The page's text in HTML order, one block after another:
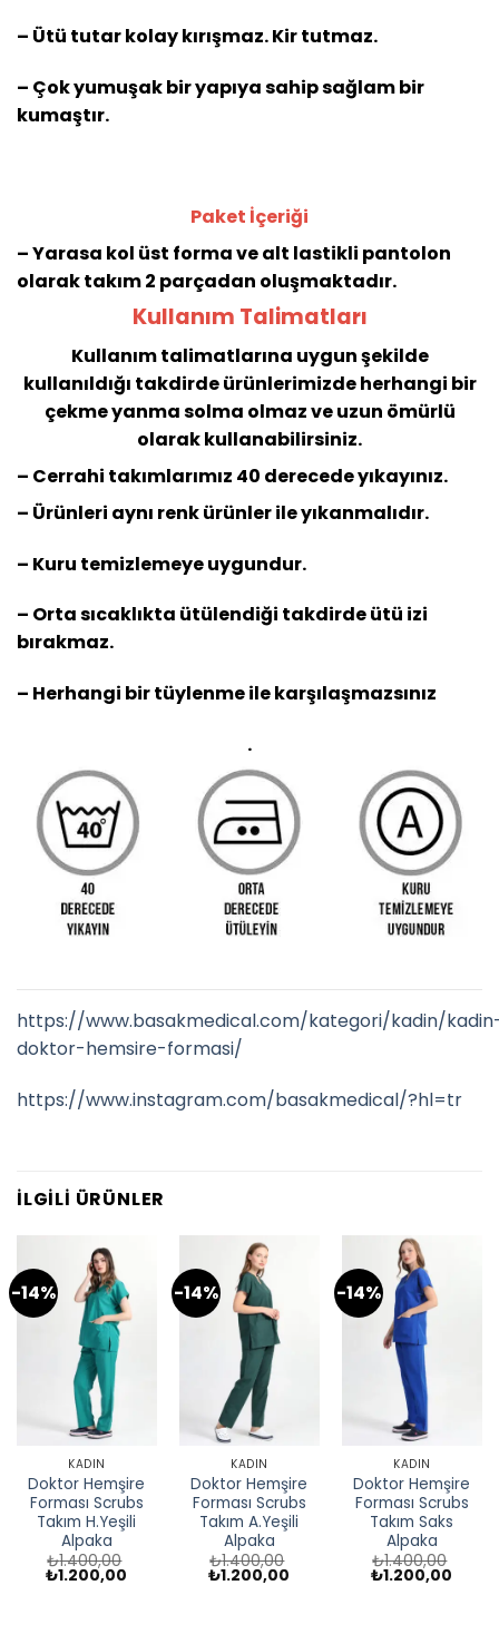
– Ütü tutar kolay kırışmaz. Kir tutmaz.
– Çok yumuşak bir yapıya sahip sağlam bir
kumaştır.
Paket İçeriği
– Yarasa kol üst forma ve alt lastikli pantolon
olarak takım 2 parçadan oluşmaktadır.
Kullanım Talimatları
Kullanım talimatlarına uygun şekilde
kullanıldığı takdirde ürünlerimizde herhangi bir
çekme yanma solma olmaz ve uzun ömürlü
olarak kullanabilirsiniz.
– Cerrahi takımlarımız 40 derecede yıkayınız.
– Ürünleri aynı renk ürünler ile yıkanmalıdır.
– Kuru temizlemeye uygundur.
– Orta sıcaklıkta ütülendiği takdirde ütü izi
bırakmaz.
– Herhangi bir tüylenme ile karşılaşmazsınız
.
https://www.basakmedical.com/kategori/kadin/
doktor-hemsire-formasi/
https://www.instagram.com/basakmedical/?hl=tr
İLGILI ÜRÜNLER
-14%
KADIN
Doktor Hemşire
Forması Scrubs
Takım H.Yeşili
Alpaka
₺1.400,00
Orijinal
₺1.200,00
-14%
KADIN
Doktor Hemşire
Forması Scrubs
Takım A.Yeşili
Alpaka
₺1.400,00
Orijinal
₺1.200,00
-14%
KADIN
Doktor Hemşire
Forması Scrubs
Takım Saks
Alpaka
₺1.400,00
Orijinal
₺1.200,00